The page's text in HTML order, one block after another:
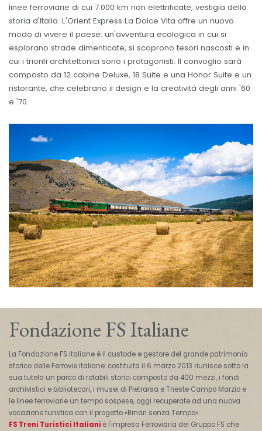
linee ferroviarie di cui 7.000 km non elettrificate, vestigia della
storia d'Italia. L'Orient Express La Dolce Vita offre un nuovo
modo di vivere il paese: un'avventura ecologica in cui si
esplorano strade dimenticate, si scoprono tesori nascosti e in
cui i trionfi architettonici sono i protagonisti. Il convoglio sarà
composto da 12 cabine Deluxe, 18 Suite e una Honor Suite e un
ristorante, che celebrano il design e la creatività degli anni '60
e '70.
Fondazione FS Italiane
La Fondazione FS italiane è il custode e gestore del grande patrimonio
storico delle Ferrovie italiane: costituita il 6 marzo 2013 riunisce sotto la
sua tutela un parco di rotabili storici composto da 400 mezzi, i fondi
archivistici e bibliotecari, i musei di Pietrarsa e Trieste Campo Marzio e
le linee ferroviarie un tempo sospese, oggi recuperate ad una nuova
vocazione turistica con il progetto «Binari senza Tempo».
FS Treni Turistici Italiani è l'impresa Ferroviaria del Gruppo FS che